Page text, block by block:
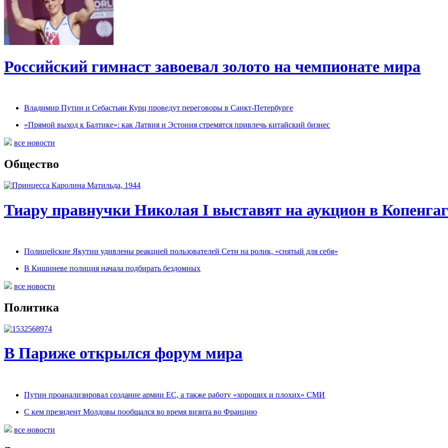
Российский гимнаст завоевал золото на чемпионате мира
Владимир Путин и Себастьян Курц проведут переговоры в Санкт-Петербурге
«Прямой выход к Балтике»: как Латвия и Эстония стремятся привлечь китайский бизнес
все новости
Общество
Тиару правнучки Николая I выставят на аукцион в
Полицейские Якутии удивлены реакцией пользователей Сети на ролик, «снятый для себя»
В Кишиневе полиция начала подбирать бездомных
все новости
Политика
В Париже открылся форум мира
Путин проанализировал создание армии ЕС, а также работу «хороших и плохих» СМИ
С кем президент Молдовы пообщался во время визита во Францию
все новости